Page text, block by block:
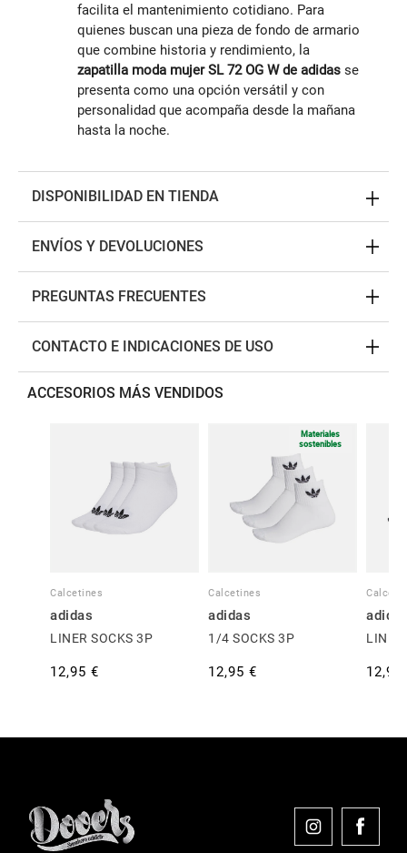
facilita el mantenimiento cotidiano. Para
quienes buscan una pieza de fondo de armario
que combine historia y rendimiento, la
zapatilla moda mujer SL 72 OG W de adidas se
presenta como una opción versátil y con
personalidad que acompaña desde la mañana
hasta la noche.
DISPONIBILIDAD EN TIENDA
ENVÍOS Y DEVOLUCIONES
PREGUNTAS FRECUENTES
CONTACTO E INDICACIONES DE USO
ACCESORIOS MÁS VENDIDOS
Calcetines
adidas
LINER SOCKS 3P
12,95 €
Materiales
sostenibles
Calcetines
adidas
1/4 SOCKS 3P
12,95 €
LINER
12,95